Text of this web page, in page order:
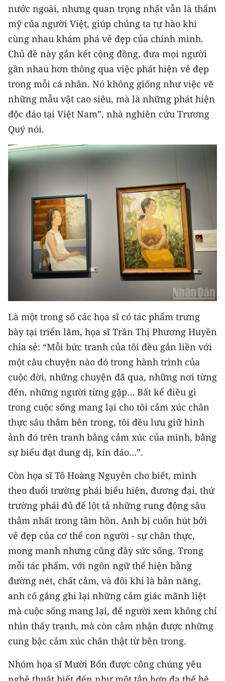
nước ngoài, nhưng quan trọng nhất vẫn là thẩm
mỹ của người Việt, giúp chúng ta tự hào khi
cùng nhau khám phá vẻ đẹp của chính mình.
Chủ đề này gắn kết cộng đồng, đưa mọi người
gần nhau hơn thông qua việc phát hiện vẻ đẹp
trong mỗi cá nhân. Nó không giống như việc vẽ
những mẫu vật cao siêu, mà là những phát hiện
độc đáo tại Việt Nam”, nhà nghiên cứu Trương
Quý nói.
Là một trong số các họa sĩ có tác phẩm trưng
bày tại triển lãm, họa sĩ Trần Thị Phương Huyền
chia sẻ: “Mỗi bức tranh của tôi đều gắn liền với
một câu chuyện nào đó trong hành trình của
cuộc đời, những chuyện đã qua, những nơi từng
đến, những người từng gặp… Bất kể điều gì
trong cuộc sống mang lại cho tôi cảm xúc chân
thực sâu thẳm bên trong, tôi đều lưu giữ hình
ảnh đó trên tranh bằng cảm xúc của mình, bằng
sự biểu đạt dung dị, kín đáo…”.
Còn họa sĩ Tô Hoàng Nguyên cho biết, mình
theo đuổi trường phái biểu hiện, đương đại, thứ
trường phái đủ để lột tả những rung động sâu
thẳm nhất trong tâm hồn. Anh bị cuốn hút bởi
vẻ đẹp của cơ thể con người - sự chân thực,
mong manh nhưng cũng đầy sức sống. Trong
mỗi tác phẩm, với ngôn ngữ thể hiện bằng
đường nét, chất cảm, và đôi khi là bản năng,
anh cố gắng ghi lại những cảm giác mãnh liệt
mà cuộc sống mang lại, để người xem không chỉ
nhìn thấy tranh, mà còn cảm nhận được những
cung bậc cảm xúc chân thật từ bên trong.
Nhóm họa sĩ Mười Bốn được công chúng yêu